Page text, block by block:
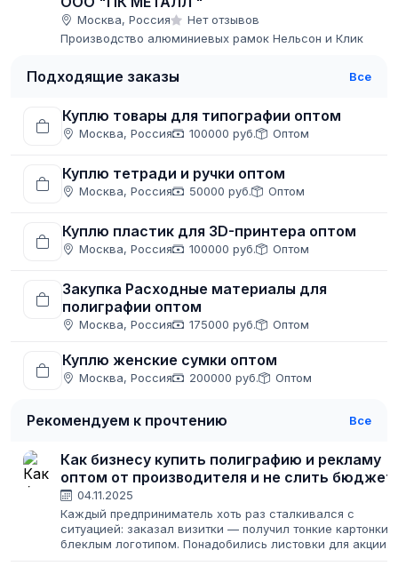
Москва, Россия
Нет отзывов
Производство алюминиевых рамок Нельсон и Клик
Подходящие заказы Все
Куплю товары для типографии оптом
Москва, Россия 100000 руб. Оптом
Куплю тетради и ручки оптом
Москва, Россия 50000 руб. Оптом
Куплю пластик для 3D-принтера оптом
Москва, Россия 100000 руб. Оптом
Закупка Расходные материалы для
полиграфии оптом
Москва, Россия 175000 руб. Оптом
Куплю женские сумки оптом
Москва, Россия 200000 руб. Оптом
Рекомендуем к прочтению Все
Как бизнесу купить полиграфию и рекламу
оптом от производителя и не слить бюджет
04.11.2025
Каждый предприниматель хоть раз сталкивался с
ситуацией: заказал визитки — получил тонкие картонки с
блеклым логотипом. Понадобились листовки для акции